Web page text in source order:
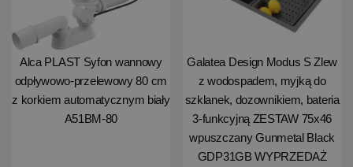
Alca PLAST Syfon wannowy
odpływowo-przelewowy 80 cm
z korkiem automatycznym biały
A51BM-80
Galatea Design Modus S Zlew
z wodospadem, myjką do
szklanek, dozownikiem, bateria
3-funkcyjną ZESTAW 75x46
wpuszczany Gunmetal Black
GDP31GB WYPRZEDAŻ